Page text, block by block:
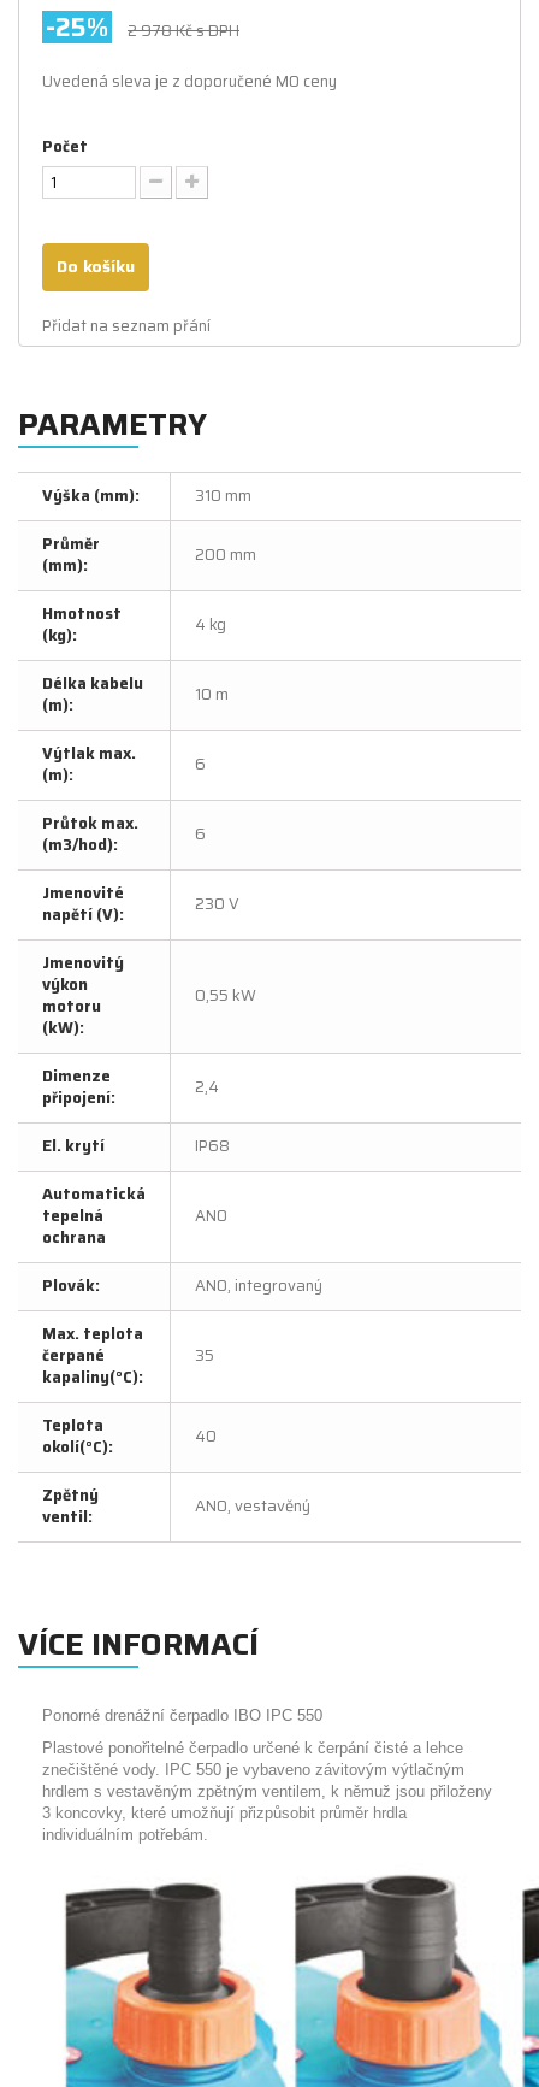
-25% 2 978 Kčs DPH
Uvedená sleva je z doporučené MO ceny
Počet
Do košíku
Přidat na seznam přání
PARAMETRY
Výška (mm):
310 mm
Průměr
(mm):
200 mm
Hmotnost
(kg):
4 kg
Délka kabelu
(m):
10 m
Výtlak max.
(m):
6
Průtok max.
(m3/hod):
6
Jmenovité
napětí (V):
230 V
Jmenovitý
výkon
motoru
(kW):
0,55 kW
Dimenze
připojení:
2,4
El. krytí
IP68
Automatická
tepelná
ochrana
ANO
Plovák:
ANO, integrovaný
Max. teplota
čerpané
kapaliny(°C):
35
Teplota
okolí(°C):
40
Zpětný
ventil:
ANO, vestavěný
VÍCE INFORMACÍ
Ponorné drenážní čerpadlo IBO IPC 550
Plastové ponořitelné čerpadlo určené k čerpání čisté a lehce
znečištěné vody. IPC 550 je vybaveno závitovým výtlačným
hrdlem s vestavěným zpětným ventilem, k němuž jsou přiloženy
3 koncovky, které umožňují přizpůsobit průměr hrdla
individuálním potřebám.